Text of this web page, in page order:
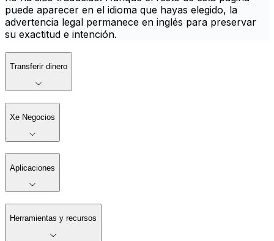
puede aparecer en el idioma que hayas elegido, la
advertencia legal permanece en inglés para preservar
su exactitud e intención.
Transferir dinero
Xe Negocios
Aplicaciones
Herramientas y recursos